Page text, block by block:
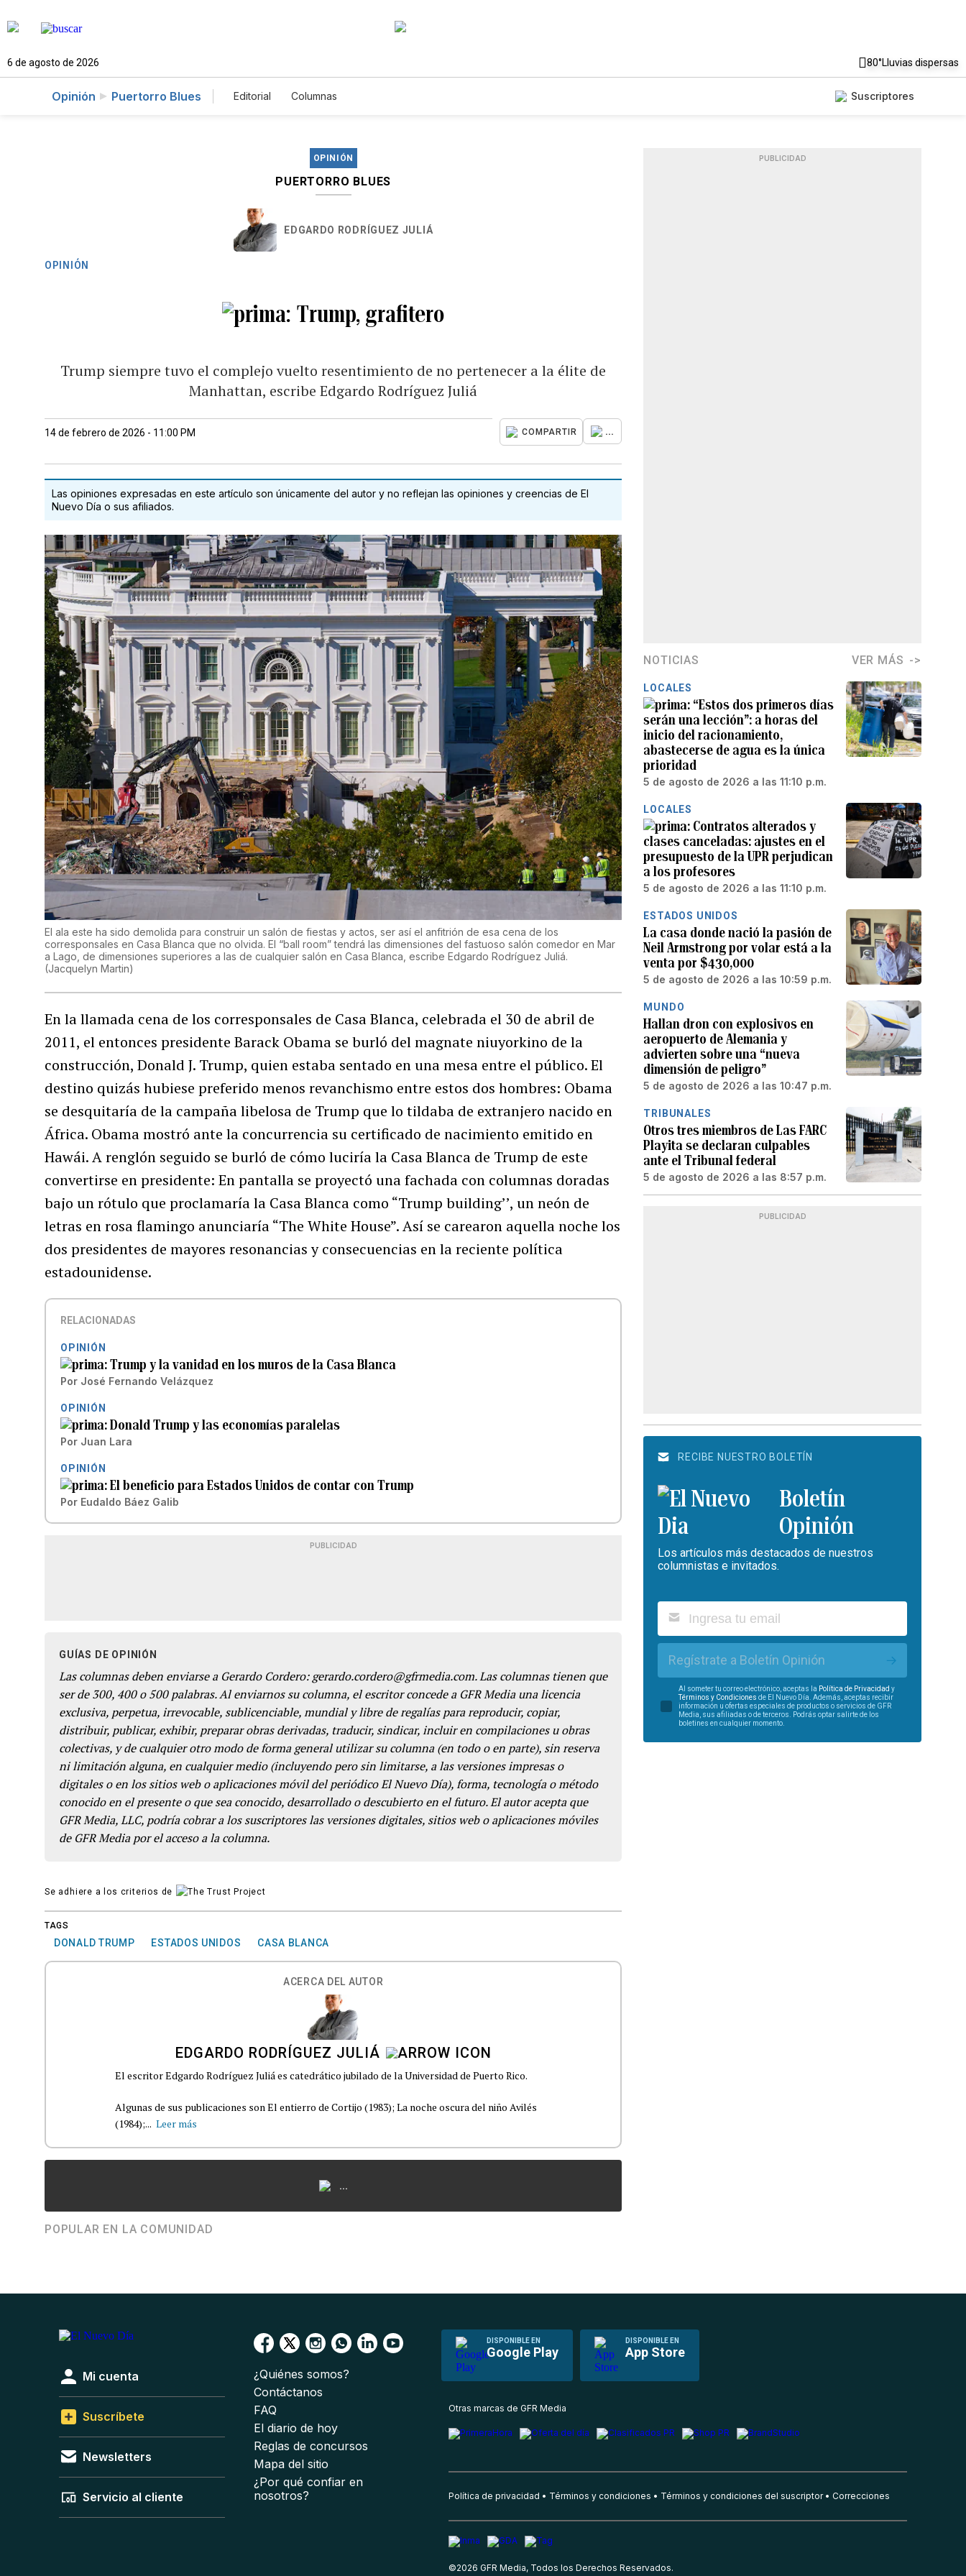
6 de agosto de 2026 80°Lluvias dispersas
Opinión Puertorro Blues Editorial Columnas Suscriptores
OPINIÓN
PUERTORRO BLUES
EDGARDO RODRÍGUEZ JULIÁ
OPINIÓN
Trump, grafitero
Trump siempre tuvo el complejo vuelto resentimiento de no pertenecer a la élite de
Manhattan, escribe Edgardo Rodríguez Juliá
14 de febrero de 2026 - 11:00 PM COMPARTIR ...
Las opiniones expresadas en este artículo son únicamente del autor y no reflejan las opiniones y creencias de El
Nuevo Día o sus afiliados.
El ala este ha sido demolida para construir un salón de fiestas y actos, ser así el anfitrión de esa cena de los
corresponsales en Casa Blanca que no olvida. El “ball room” tendrá las dimensiones del fastuoso salón comedor en Mar
a Lago, de dimensiones superiores a las de cualquier salón en Casa Blanca, escribe Edgardo Rodríguez Juliá.
(Jacquelyn Martin)
En la llamada cena de los corresponsales de Casa Blanca, celebrada el 30 de abril de
2011, el entonces presidente Barack Obama se burló del magnate niuyorkino de la
construcción, Donald J. Trump, quien estaba sentado en una mesa entre el público. El
destino quizás hubiese preferido menos revanchismo entre estos dos hombres: Obama
se desquitaría de la campaña libelosa de Trump que lo tildaba de extranjero nacido en
África. Obama mostró ante la concurrencia su certificado de nacimiento emitido en
Hawái. A renglón seguido se burló de cómo luciría la Casa Blanca de Trump de este
convertirse en presidente: En pantalla se proyectó una fachada con columnas doradas
bajo un rótulo que proclamaría la Casa Blanca como “Trump building’’, un neón de
letras en rosa flamingo anunciaría “The White House”. Así se carearon aquella noche los
dos presidentes de mayores resonancias y consecuencias en la reciente política
estadounidense.
RELACIONADAS
OPINIÓN
Trump y la vanidad en los muros de la Casa Blanca
Por José Fernando Velázquez
OPINIÓN
Donald Trump y las economías paralelas
Por Juan Lara
OPINIÓN
El beneficio para Estados Unidos de contar con Trump
Por Eudaldo Báez Galib
PUBLICIDAD
GUÍAS DE OPINIÓN
Las columnas deben enviarse a Gerardo Cordero: gerardo.cordero@gfrmedia.com. Las columnas tienen que
ser de 300, 400 o 500 palabras. Al enviarnos su columna, el escritor concede a GFR Media una licencia
exclusiva, perpetua, irrevocable, sublicenciable, mundial y libre de regalías para reproducir, copiar,
distribuir, publicar, exhibir, preparar obras derivadas, traducir, sindicar, incluir en compilaciones u obras
colectivas, y de cualquier otro modo de forma general utilizar su columna (en todo o en parte), sin reserva
ni limitación alguna, en cualquier medio (incluyendo pero sin limitarse, a las versiones impresas o
digitales o en los sitios web o aplicaciones móvil del periódico El Nuevo Día), forma, tecnología o método
conocido en el presente o que sea conocido, desarrollado o descubierto en el futuro. El autor acepta que
GFR Media, LLC, podría cobrar a los suscriptores las versiones digitales, sitios web o aplicaciones móviles
de GFR Media por el acceso a la columna.
Se adhiere a los criterios de
TAGS
DONALD TRUMP ESTADOS UNIDOS CASA BLANCA
ACERCA DEL AUTOR
EDGARDO RODRÍGUEZ JULIÁ
El escritor Edgardo Rodríguez Juliá es catedrático jubilado de la Universidad de Puerto Rico.
Algunas de sus publicaciones son El entierro de Cortijo (1983); La noche oscura del niño Avilés
(1984);... Leer más
...
POPULAR EN LA COMUNIDAD
PUBLICIDAD
NOTICIAS VER MÁS
LOCALES
“Estos dos primeros días
serán una lección”: a horas del
inicio del racionamiento,
abastecerse de agua es la única
prioridad
5 de agosto de 2026 a las 11:10 p.m.
LOCALES
Contratos alterados y
clases canceladas: ajustes en el
presupuesto de la UPR perjudican
a los profesores
5 de agosto de 2026 a las 11:10 p.m.
ESTADOS UNIDOS
La casa donde nació la pasión de
Neil Armstrong por volar está a la
venta por $430,000
5 de agosto de 2026 a las 10:59 p.m.
MUNDO
Hallan dron con explosivos en
aeropuerto de Alemania y
advierten sobre una “nueva
dimensión de peligro”
5 de agosto de 2026 a las 10:47 p.m.
TRIBUNALES
Otros tres miembros de Las FARC
Playita se declaran culpables
ante el Tribunal federal
5 de agosto de 2026 a las 8:57 p.m.
PUBLICIDAD
RECIBE NUESTRO BOLETÍN
Boletín
Opinión
Los artículos más destacados de nuestros
columnistas e invitados.
Regístrate a Boletín Opinión
Al someter tu correo electrónico, aceptas la Política de Privacidad y
Términos y Condiciones de El Nuevo Día. Además, aceptas recibir
información u ofertas especiales de productos o servicios de GFR
Media, sus afiliadas o de terceros. Podrás optar salirte de los
boletines en cualquier momento.
DISPONIBLE EN
Google Play
DISPONIBLE EN
App Store
Mi cuenta
Suscríbete
Newsletters
Servicio al cliente
¿Quiénes somos?
Contáctanos
FAQ
El diario de hoy
Reglas de concursos
Mapa del sitio
¿Por qué confiar en
nosotros?
Otras marcas de GFR Media
Política de privacidad Términos y condiciones Términos y condiciones del suscriptor Correcciones
©2026 GFR Media, Todos los Derechos Reservados.